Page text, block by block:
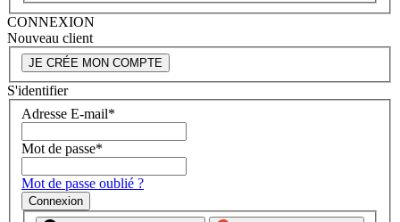
CONNEXION
Nouveau client
JE CRÉE MON COMPTE
S'identifier
Adresse E-mail*
Mot de passe*
Mot de passe oublié ?
Connexion